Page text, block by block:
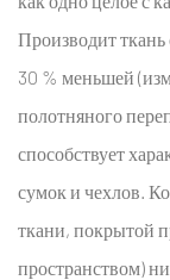
Производит
30 % меньшей
полотняного
способствует
сумок и чехлов.
ткани, покрытой
пространством)